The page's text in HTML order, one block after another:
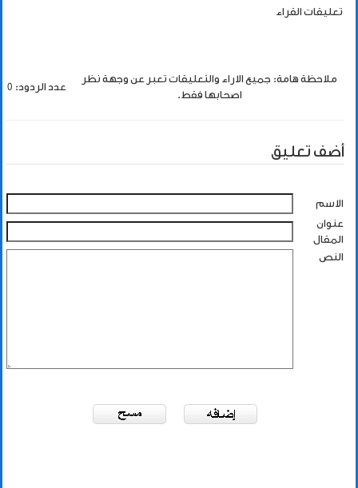
تعليقات القراء
ملاحظة هامة: جميع الاراء والتعليقات تعبر عن وجهة نظر
اصحابها فقط.
عدد الردود: 0
أضف تعليق
الاسم
عنوان
المقال
النص